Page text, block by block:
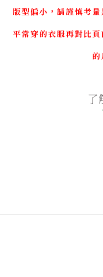
版型偏小，請謹慎考
平常穿的衣服再對比
的
了